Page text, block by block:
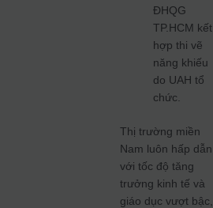
ĐHQG
TP.HCM kết
hợp thi vẽ
năng khiếu
do UAH tổ
chức.
Thị trường miền
Nam luôn hấp dẫn
với tốc độ tăng
trưởng kinh tế và
giáo dục vượt bậc,